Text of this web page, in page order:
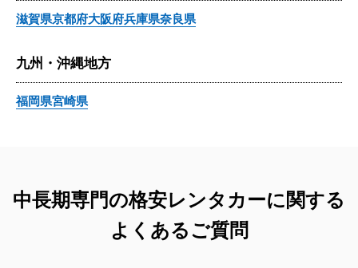
滋賀県京都府大阪府兵庫県奈良県
九州・沖縄地方
福岡県宮崎県
中長期専門の格安レンタカーに関する
よくあるご質問